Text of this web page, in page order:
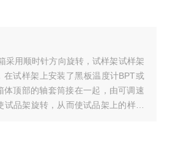
采用顺时针方向旋转，试样架试样架
在试样架上安装了黑板温度计BPT或
顶部的轴套筒接在一起，由可调速
品架旋转，从而使试品架上的样品